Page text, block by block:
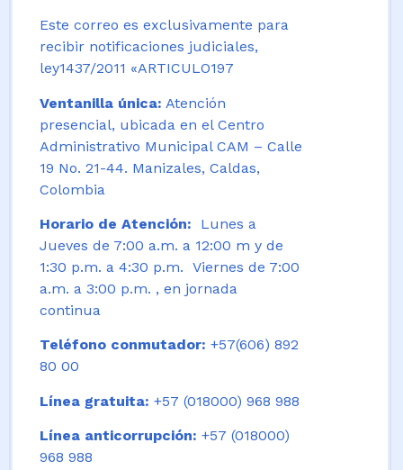
Este correo es exclusivamente para
recibir notificaciones judiciales,
ley1437/2011 «ARTICULO197
Ventanilla única: Atención
presencial, ubicada en el Centro
Administrativo Municipal CAM – Calle
19 No. 21-44. Manizales, Caldas,
Colombia
Horario de Atención:
Lunes a
Jueves de 7:00 a.m. a 12:00 m y de
1:30 p.m. a 4:30 p.m. Viernes de 7:00
a.m. a 3:00 p.m. , en jornada
continua
Teléfono conmutador: +57(606) 892
80 00
Línea gratuita: +57 (018000) 968 988
Línea anticorrupción: +57 (018000)
968 988